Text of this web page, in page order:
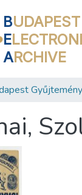
BUDAPEST
E
ARCHIVE
Gyűjtemény